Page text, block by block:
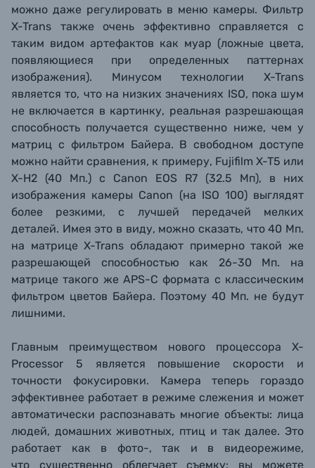
можно даже регулировать в меню камеры. Фильтр
X-Trans также очень эффективно справляется с
таким видом артефактов как муар (ложные цвета,
появляющиеся при определенных паттернах
изображения). Минусом технологии X-Trans
является то, что на низких значениях ISO, пока шум
не включается в картинку, реальная разрешающая
способность получается существенно ниже, чем у
матриц с фильтром Байера. В свободном доступе
можно найти сравнения, к примеру, Fujifilm X-T5 или
X-H2 (40 Мп.) с Canon EOS R7 (32.5 Мп), в них
изображения камеры Canon (на ISO 100) выглядят
более резкими, с лучшей передачей мелких
деталей. Имея это в виду, можно сказать, что 40 Мп.
на матрице X-Trans обладают примерно такой же
разрешающей способностью как 26-30 Мп. на
матрице такого же APS-C формата с классическим
фильтром цветов Байера. Поэтому 40 Мп. не будут
лишними.
Главным преимуществом нового процессора X-
Processor 5 является повышение скорости и
точности фокусировки. Камера теперь гораздо
эффективнее работает в режиме слежения и может
автоматически распознавать многие объекты: лица
людей, домашних животных, птиц и так далее. Это
работает как в фото-, так и в видеорежиме,
что существенно облегчает съемку: вы можете